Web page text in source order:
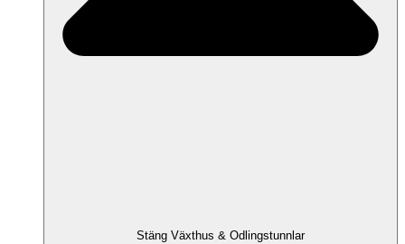
Stäng Växthus & Odlingstunnlar